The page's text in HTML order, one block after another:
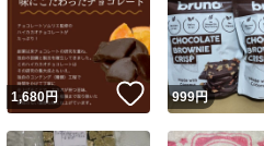
ね！
1,680円 いいね！
999円